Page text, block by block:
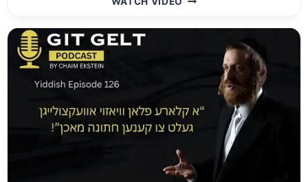
THE
WEALTH:
CREATE
VALUE
PROSPER